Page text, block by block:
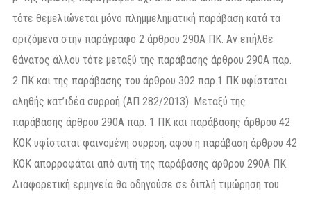
τότε θεμελιώνεται μόνο πλημμεληματική παράβαση κατά τα
οριζόμενα στην παράγραφο 2 άρθρου 290Α ΠΚ. Αν επήλθε
θάνατος άλλου τότε μεταξύ της παράβασης άρθρου 290Α παρ.
2 ΠΚ και της παράβασης του άρθρου 302 παρ.1 ΠΚ υφίσταται
αληθής κατ’ιδέα συρροή (ΑΠ 282/2013). Μεταξύ της
παράβασης άρθρου 290Α παρ. 1 ΠΚ και παράβασης άρθρου 42
ΚΟΚ υφίσταται φαινομένη συρροή, αφού η παράβαση άρθρου 42
ΚΟΚ απορροφάται από αυτή της παράβασης άρθρου 290Α ΠΚ.
Διαφορετική ερμηνεία θα οδηγούσε σε διπλή τιμώρηση του